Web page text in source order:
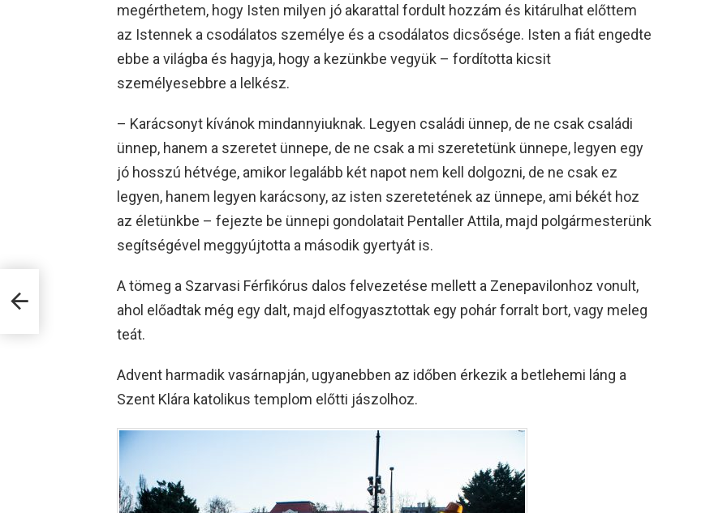
megérthetem, hogy Isten milyen jó akarattal fordult hozzám és kitárulhat előttem
az Istennek a csodálatos személye és a csodálatos dicsősége. Isten a fiát engedte
ebbe a világba és hagyja, hogy a kezünkbe vegyük – fordította kicsit
személyesebbre a lelkész.
– Karácsonyt kívánok mindannyiuknak. Legyen családi ünnep, de ne csak családi
ünnep, hanem a szeretet ünnepe, de ne csak a mi szeretetünk ünnepe, legyen egy
jó hosszú hétvége, amikor legalább két napot nem kell dolgozni, de ne csak ez
legyen, hanem legyen karácsony, az isten szeretetének az ünnepe, ami békét hoz
az életünkbe – fejezte be ünnepi gondolatait Pentaller Attila, majd polgármesterünk
segítségével meggyújtotta a második gyertyát is.
A tömeg a Szarvasi Férfikórus dalos felvezetése mellett a Zenepavilonhoz vonult,
ahol előadtak még egy dalt, majd elfogyasztottak egy pohár forralt bort, vagy meleg
teát.
Advent harmadik vasárnapján, ugyanebben az időben érkezik a betlehemi láng a
Szent Klára katolikus templom előtti jászolhoz.